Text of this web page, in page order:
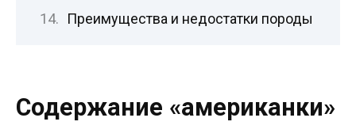
Преимущества и недостатки породы
Содержание «американки»